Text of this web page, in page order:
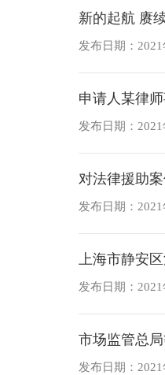
新的起航 赓
发布日期：2021
申请人某律
发布日期：2021
对法律援助
发布日期：2021
上海市静安
发布日期：2021
市场监管总
发布日期：2021